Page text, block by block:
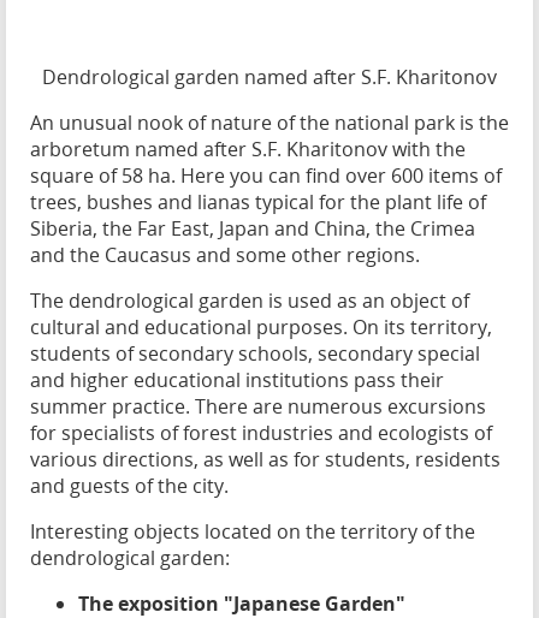
Dendrological garden named after S.F. Kharitonov
An unusual nook of nature of the national park is the
arboretum named after S.F. Kharitonov with the
square of 58 ha. Here you can find over 600 items of
trees, bushes and lianas typical for the plant life of
Siberia, the Far East, Japan and China, the Crimea
and the Caucasus and some other regions.
The dendrological garden is used as an object of
cultural and educational purposes. On its territory,
students of secondary schools, secondary special
and higher educational institutions pass their
summer practice. There are numerous excursions
for specialists of forest industries and ecologists of
various directions, as well as for students, residents
and guests of the city.
Interesting objects located on the territory of the
dendrological garden:
The exposition "Japanese Garden"